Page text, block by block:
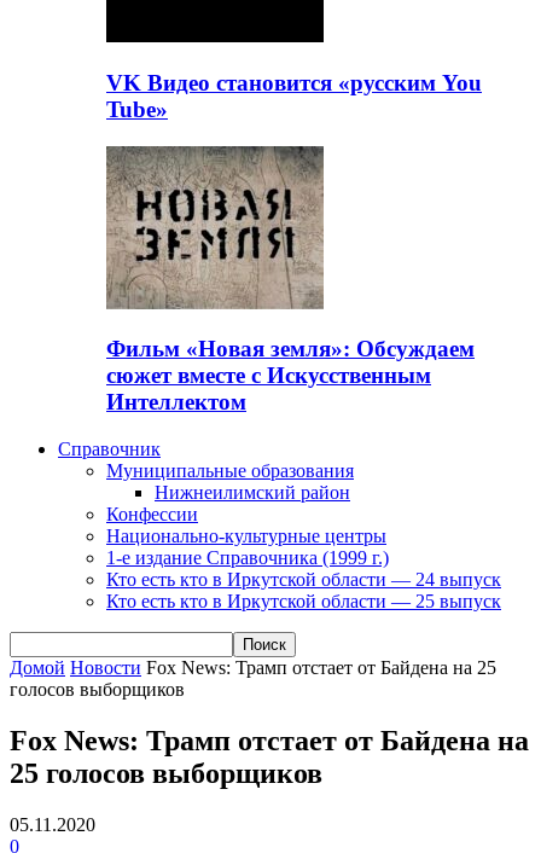
VK Видео становится «русским You
Tube»
Фильм «Новая земля»: Обсуждаем
сюжет вместе с Искусственным
Интеллектом
Справочник
Муниципальные образования
Нижнеилимский район
Конфессии
Национально-культурные центры
1-е издание Справочника (1999 г.)
Кто есть кто в Иркутской области — 24 выпуск
Кто есть кто в Иркутской области — 25 выпуск
Домой Новости Fox News: Трамп отстает от Байдена на 25
голосов выборщиков
Fox News: Трамп отстает от Байдена на
25 голосов выборщиков
05.11.2020
0